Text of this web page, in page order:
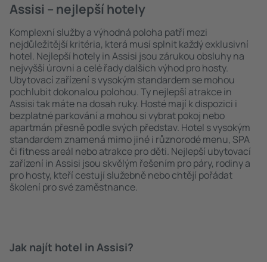
Assisi – nejlepší hotely
Komplexní služby a výhodná poloha patří mezi
nejdůležitější kritéria, která musí splnit každý exklusivní
hotel. Nejlepší hotely in Assisi jsou zárukou obsluhy na
nejvyšší úrovni a celé řady dalších výhod pro hosty.
Ubytovací zařízení s vysokým standardem se mohou
pochlubit dokonalou polohou. Ty nejlepší atrakce in
Assisi tak máte na dosah ruky. Hosté mají k dispozici i
bezplatné parkování a mohou si vybrat pokoj nebo
apartmán přesně podle svých představ. Hotel s vysokým
standardem znamená mimo jiné i různorodé menu, SPA
či fitness areál nebo atrakce pro děti. Nejlepší ubytovací
zařízení in Assisi jsou skvělým řešením pro páry, rodiny a
pro hosty, kteří cestují služebně nebo chtějí pořádat
školení pro své zaměstnance.
Jak najít hotel in Assisi?